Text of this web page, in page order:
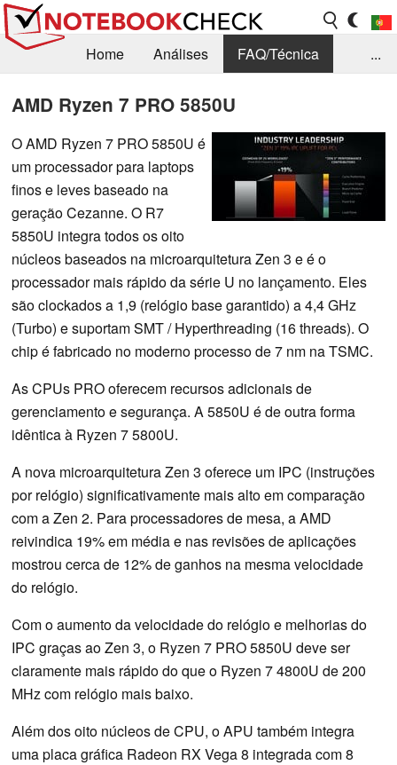
Home Análises
FAQ/Técnica
...
AMD Ryzen 7 PRO 5850U
O AMD Ryzen 7 PRO 5850U é
um processador para laptops
finos e leves baseado na
geração Cezanne. O R7
5850U integra todos os oito
núcleos baseados na microarquitetura Zen 3 e é o
processador mais rápido da série U no lançamento. Eles
são clockados a 1,9 (relógio base garantido) a 4,4 GHz
(Turbo) e suportam SMT / Hyperthreading (16 threads). O
chip é fabricado no moderno processo de 7 nm na TSMC.
As CPUs PRO oferecem recursos adicionais de
gerenciamento e segurança. A 5850U é de outra forma
idêntica à Ryzen 7 5800U.
A nova microarquitetura Zen 3 oferece um IPC (instruções
por relógio) significativamente mais alto em comparação
com a Zen 2. Para processadores de mesa, a AMD
reivindica 19% em média e nas revisões de aplicações
mostrou cerca de 12% de ganhos na mesma velocidade
do relógio.
Com o aumento da velocidade do relógio e melhorias do
IPC graças ao Zen 3, o Ryzen 7 PRO 5850U deve ser
claramente mais rápido do que o Ryzen 7 4800U de 200
MHz com relógio mais baixo.
Além dos oito núcleos de CPU, o APU também integra
uma placa gráfica Radeon RX Vega 8 integrada com 8